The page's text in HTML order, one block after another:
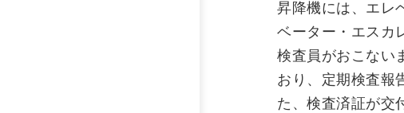
昇降機には、エレ
ベーター・エスカ
検査員がおこない
おり、定期検査報
た、検査済証が交